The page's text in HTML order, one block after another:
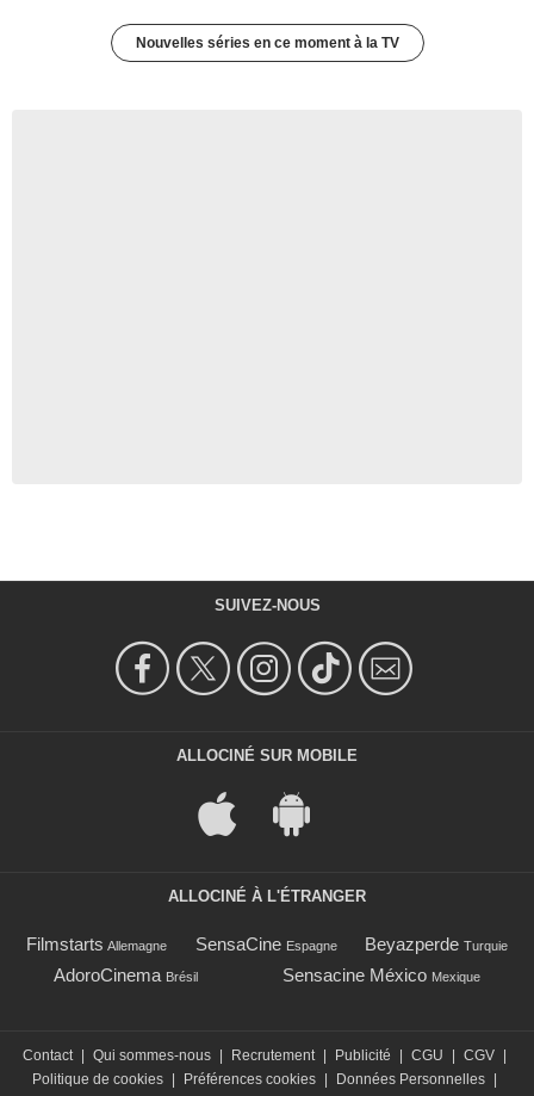
Nouvelles séries en ce moment à la TV
SUIVEZ-NOUS
ALLOCINÉ SUR MOBILE
ALLOCINÉ À L'ÉTRANGER
Filmstarts Allemagne SensaCine Espagne Beyazperde Turquie
AdoroCinema Brésil Sensacine México Mexique
Contact | Qui sommes-nous | Recrutement | Publicité | CGU | CGV |
Politique de cookies | Préférences cookies | Données Personnelles |